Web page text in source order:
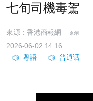
七旬司機毒駕
來源：香港商報網 原創
2026-06-02 14:16